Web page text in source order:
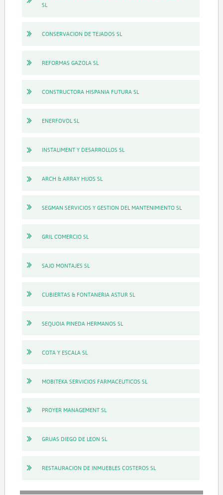
SL
CONSERVACION DE TEJADOS SL
REFORMAS GAZOLA SL
CONSTRUCTORA HISPANIA FUTURA SL
ENERFOVOL SL
INSTALIMENT Y DESARROLLOS SL
ARCH & ARRAY HIJOS SL
SEGMAN SERVICIOS Y GESTION DEL MANTENIMIENTO SL
GRIL COMERCIO SL
SAJO MONTAJES SL
CUBIERTAS & FONTANERIA ASTUR SL
SEQUOIA PINEDA HERMANOS SL
COTA Y ESCALA SL
MOBITEKA SERVICIOS FARMACEUTICOS SL
PROYER MANAGEMENT SL
GRUAS DIEGO DE LEON SL
RESTAURACION DE INMUEBLES COSTEROS SL